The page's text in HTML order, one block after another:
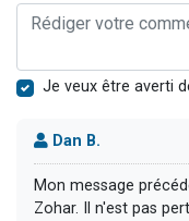
Je veux être averti
Dan B.
Mon message
Zohar. Il n'est pas